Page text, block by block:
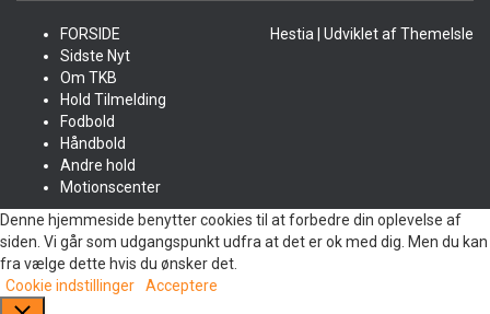
FORSIDE
Sidste Nyt
Om TKB
Hold Tilmelding
Fodbold
Håndbold
Andre hold
Motionscenter
Hestia | Udviklet afThemeIsle
Denne hjemmeside benytter cookies til at forbedre din oplevelse af
siden. Vi går som udgangspunkt udfra at det er ok med dig. Men du kan
fra vælge dette hvis du ønsker det.
Cookie indstillinger
Acceptere